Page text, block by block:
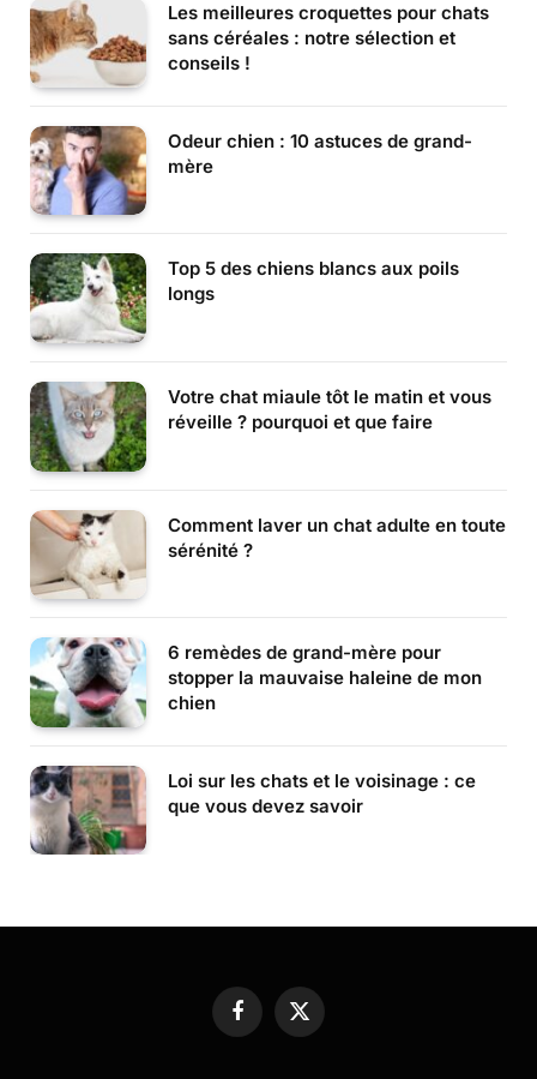
Les meilleures croquettes pour chats
sans céréales : notre sélection et
conseils !
Odeur chien : 10 astuces de grand-
mère
Top 5 des chiens blancs aux poils
longs
Votre chat miaule tôt le matin et vous
réveille ? pourquoi et que faire
Comment laver un chat adulte en toute
sérénité ?
6 remèdes de grand-mère pour
stopper la mauvaise haleine de mon
chien
Loi sur les chats et le voisinage : ce
que vous devez savoir
Facebook
X